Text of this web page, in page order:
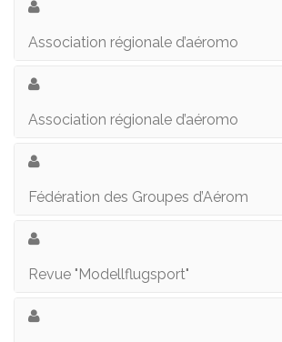
Association régionale d’aéromo
Association régionale d’aéromo
Fédération des Groupes d’Aérom
Revue "Modellflugsport"